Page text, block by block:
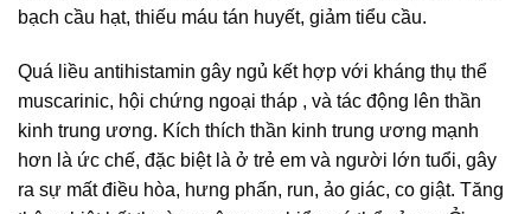
bạch cầu hạt, thiếu máu tán huyết, giảm tiểu cầu.
Quá liều antihistamin gây ngủ kết hợp với kháng thụ thể
muscarinic, hội chứng ngoại tháp , và tác động lên thần
kinh trung ương. Kích thích thần kinh trung ương mạnh
hơn là ức chế, đặc biệt là ở trẻ em và người lớn tuổi, gây
ra sự mất điều hòa, hưng phấn, run, ảo giác, co giật. Tăng